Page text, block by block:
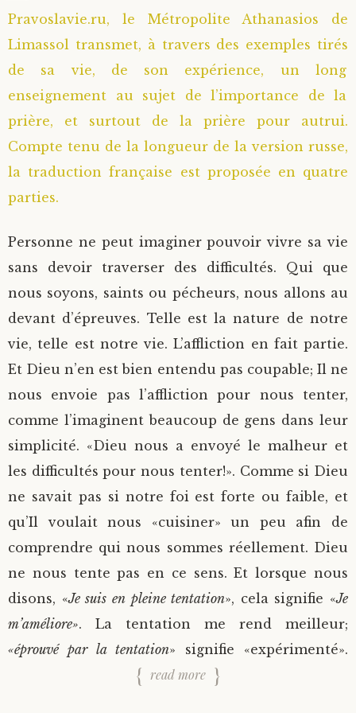
Saint Sophrony l’Athonite
Sainte Xenia
Sainte Matrone de Moscou
Staritsa Marie Makovkine
Natalia de Vyritsa
Staritsa Anastasia
Archimandrite Lazare (Abachidzé)
Geronda Arsenios le Spiléote
Gerondissa Makrina (Vassopoulou)
Père Héliodore
Pravoslavie.ru, le Métropolite Athanasios de
Limassol transmet, à travers des exemples tirés
de sa vie, de son expérience, un long
enseignement au sujet de l’importance de la
prière, et surtout de la prière pour autrui.
Compte tenu de la longueur de la version russe,
la traduction française est proposée en quatre
parties.
Personne ne peut imaginer pouvoir vivre sa vie
sans devoir traverser des difficultés. Qui que
nous soyons, saints ou pécheurs, nous allons au
devant d’épreuves. Telle est la nature de notre
vie, telle est notre vie. L’affliction en fait partie.
Et Dieu n’en est bien entendu pas coupable; Il ne
nous envoie pas l’affliction pour nous tenter,
comme l’imaginent beaucoup de gens dans leur
simplicité. «Dieu nous a envoyé le malheur et
les difficultés pour nous tenter!». Comme si Dieu
ne savait pas si notre foi est forte ou faible, et
qu’Il voulait nous «cuisiner» un peu afin de
comprendre qui nous sommes réellement. Dieu
ne nous tente pas en ce sens. Et lorsque nous
disons, «Je suis en pleine tentation», cela signifie «Je
m’améliore». La tentation me rend meilleur;
«éprouvé par la tentation» signifie «expérimenté».
read more